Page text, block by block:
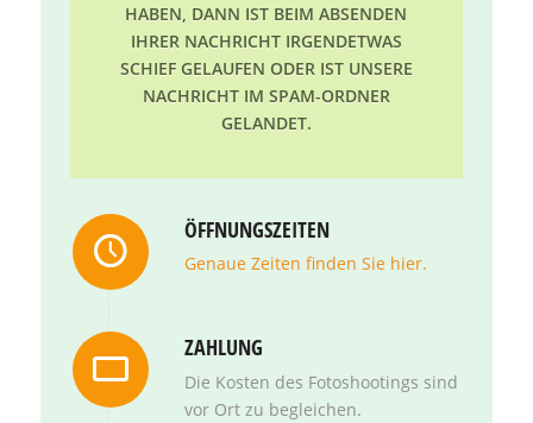
HABEN, DANN IST BEIM ABSENDEN
IHRER NACHRICHT IRGENDETWAS
SCHIEF GELAUFEN ODER IST UNSERE
NACHRICHT IM SPAM-ORDNER
GELANDET.
ÖFFNUNGSZEITEN
Genaue Zeiten finden Sie hier.
ZAHLUNG
Die Kosten des Fotoshootings sind
vor Ort zu begleichen.